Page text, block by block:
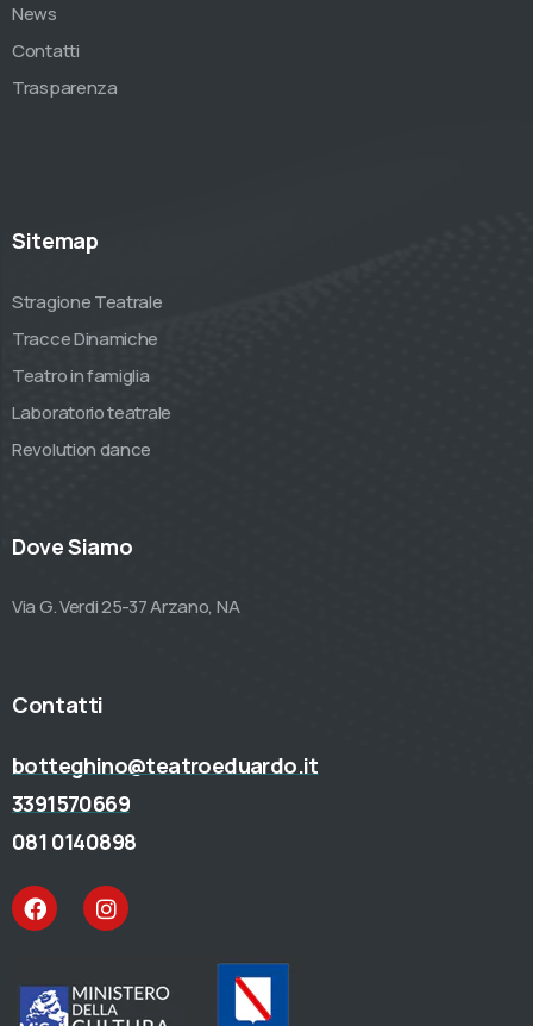
News
Contatti
Trasparenza
Sitemap
Stragione Teatrale
Tracce Dinamiche
Teatro in famiglia
Laboratorio teatrale
Revolution dance
Dove Siamo
Via G. Verdi 25-37 Arzano, NA
Contatti
botteghino@teatroeduardo.it
3391570669
081 0140898